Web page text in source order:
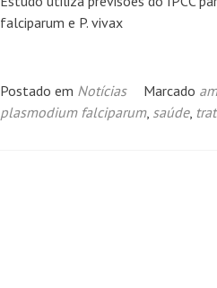
falciparum e P. vivax
Postado em Notícias Marcado
plasmodium falciparum, saúde,